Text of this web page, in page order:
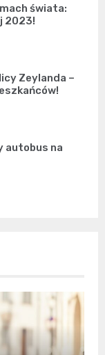
świata:
2023!
Zeylanda –
autobus na